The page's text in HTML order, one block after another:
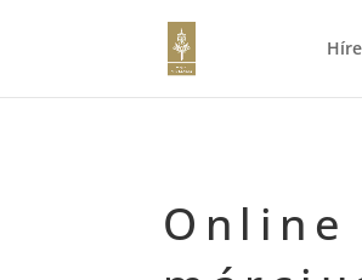
Online